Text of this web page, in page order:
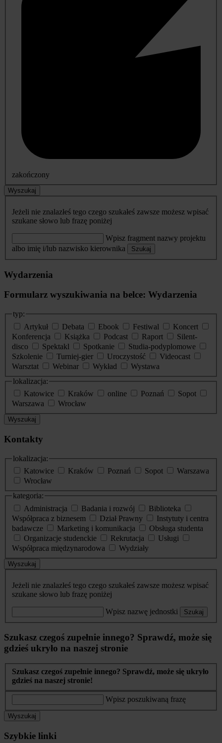
zakończony
Wyszukaj
Jeżeli nie znalazłeś tego czego szukałeś zawsze możesz wpisać
szukane słowo lub frazę poniżej
Wpisz fragment nazwy projektu
albo imię i/lub nazwisko kierownika
Szukaj
Wydarzenia
Formularz wyszukiwania na belce: Wydarzenia
typ:
Artykuł
Debata Ebook Festiwal
Koncert
Konferencja
Książka Podcast Raport
Silent-
disco
Spektakl Spotkanie
Studia-podyplomowe
Szkolenie
Turniej-gier Uroczystość
Videocast
Warsztat
Webinar Wykład
Wystawa
lokalizacja:
Katowice
Kraków online Poznań
Sopot
Warszawa
Wrocław
Wyszukaj
Kontakty
lokalizacja:
Katowice
Kraków Poznań Sopot
Warszawa
Wrocław
kategoria:
Administracja
Badania i rozwój
Biblioteka
Współpraca z biznesem
Dział Prawny
Instytuty i centra
badawcze
Marketing i komunikacja
Obsługa studenta
Organizacje studenckie
Rekrutacja
Usługi
Współpraca międzynarodowa
Wydziały
Wyszukaj
Jeżeli nie znalazłeś tego czego szukałeś zawsze możesz wpisać
szukane słowo lub frazę poniżej
Wpisz nazwę jednostki Szukaj
Szukasz czegoś zupełnie innego? Sprawdź, może się
gdzieś ukryło na naszej stronie
Szukasz czegoś zupełnie innego? Sprawdź, może się ukryło
gdzieś na naszej stronie!
Wpisz poszukiwaną frazę
Wyszukaj
Szybkie linki